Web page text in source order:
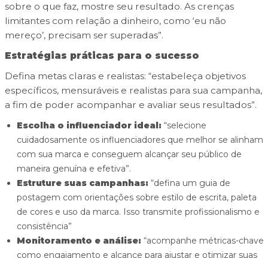
sobre o que faz, mostre seu resultado. As crenças
limitantes com relação a dinheiro, como ‘eu não
mereço’, precisam ser superadas”.
Estratégias práticas para o sucesso
Defina metas claras e realistas: “estabeleça objetivos
específicos, mensuráveis e realistas para sua campanha,
a fim de poder acompanhar e avaliar seus resultados”.
Escolha o influenciador ideal: “selecione
cuidadosamente os influenciadores que melhor se alinham
com sua marca e conseguem alcançar seu público de
maneira genuína e efetiva”.
Estruture suas campanhas: “defina um guia de
postagem com orientações sobre estilo de escrita, paleta
de cores e uso da marca. Isso transmite profissionalismo e
consistência”
Monitoramento e análise: “acompanhe métricas-chave
como engajamento e alcance para ajustar e otimizar suas